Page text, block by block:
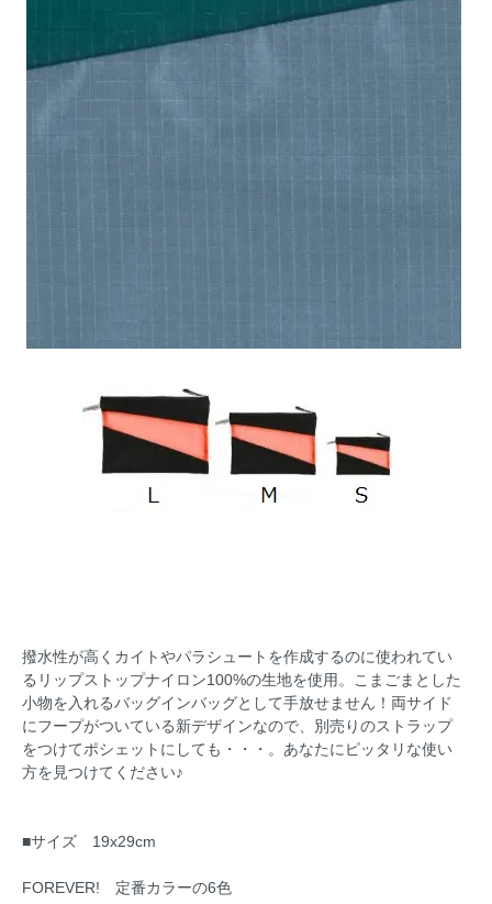
撥水性が高くカイトやパラシュートを作成するのに使われてい
るリップストップナイロン100%の生地を使用。こまごまとした
小物を入れるバッグインバッグとして手放せません！両サイド
にフープがついている新デザインなので、別売りのストラップ
をつけてポシェットにしても・・・。あなたにピッタリな使い
方を見つけてください♪
■サイズ 19x29cm
FOREVER! 定番カラーの6色